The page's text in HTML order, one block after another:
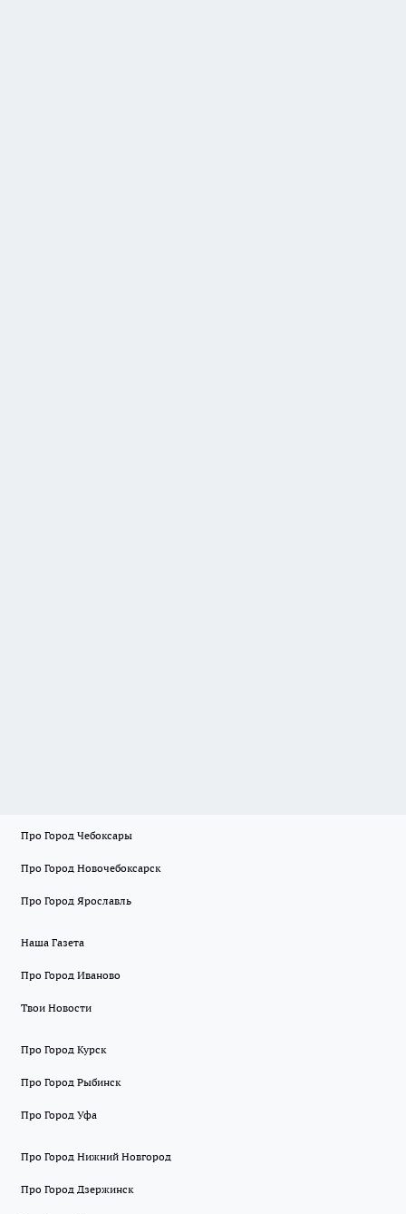
Про Город Чебоксары
Про Город Новочебоксарск
Про Город Ярославль
Наша Газета
Про Город Иваново
Твои Новости
Про Город Курск
Про Город Рыбинск
Про Город Уфа
Про Город Нижний Новгород
Про Город Дзержинск